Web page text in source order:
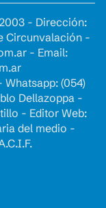
- Dirección:
Circunvalación -
- Email:
Whatsapp: (054)
Dellazoppa -
- Editor Web:
del medio -